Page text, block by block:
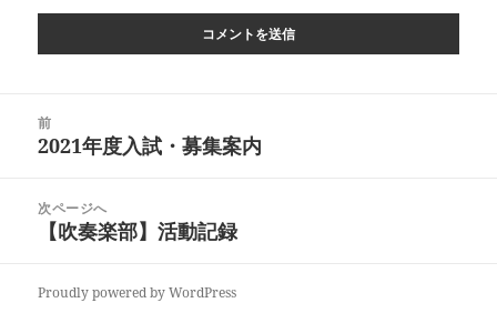
前
前
稿:
2021年度入試・募集案内
次ページへ
次
稿:
【吹奏楽部】活動記録
Proudly powered by WordPress